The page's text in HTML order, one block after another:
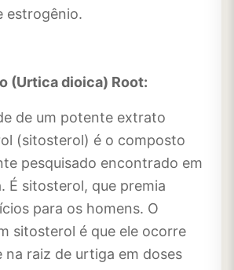
estrogênio.
(Urtica dioica) Root:
de um potente extrato
(sitosterol) é o composto
pesquisado encontrado em
É sitosterol, que premia
para os homens. O
sitosterol é que ele ocorre
na raiz de urtiga em doses